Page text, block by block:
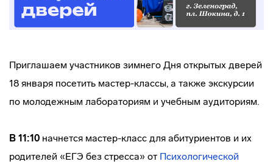
Приглашаем участников зимнего Дня открытых дверей
18 января посетить мастер-классы, а также экскурсии
по молодежным лабораториям и учебным аудиториям.
В 11:10 начнется мастер-класс для абитуриентов и их
родителей «ЕГЭ без стресса» от Психологической